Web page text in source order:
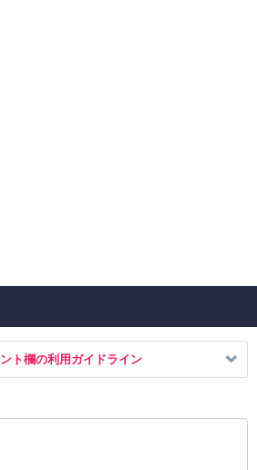
ト欄の利用ガイドライン
、場合によってはコメント削除や書き込み制